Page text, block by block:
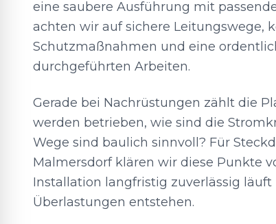
eine saubere Ausführung mit
achten wir auf sichere Leitungswege,
Schutzmaßnahmen und eine
durchgeführten Arbeiten.
Gerade bei Nachrüstungen zählt die
werden betrieben, wie sind die
Wege sind baulich sinnvoll? Für
Malmersdorf klären wir diese Punkte
Installation langfristig zuverlässig
Überlastungen entstehen.